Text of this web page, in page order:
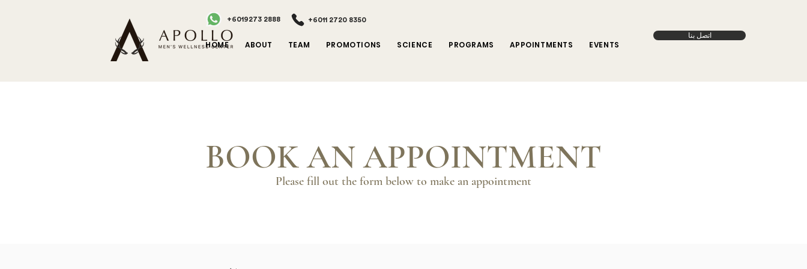
+6019273 2888 +6011 2720 8350
HOME ABOUT TEAM PROMOTIONS SCIENCE PROGRAMS APPOINTMENTS EVENTS
اتصل بنا
BOOK AN APPOINTMENT
Please fill out the form below to make an appointment